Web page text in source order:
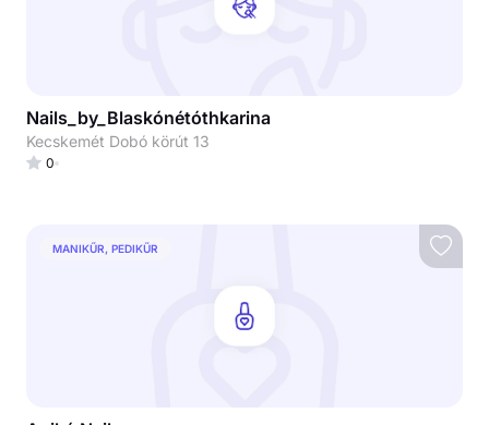
Nails_by_Blaskónétóthkarina
Kecskemét Dobó körút 13
0
MANIKŰR, PEDIKŰR